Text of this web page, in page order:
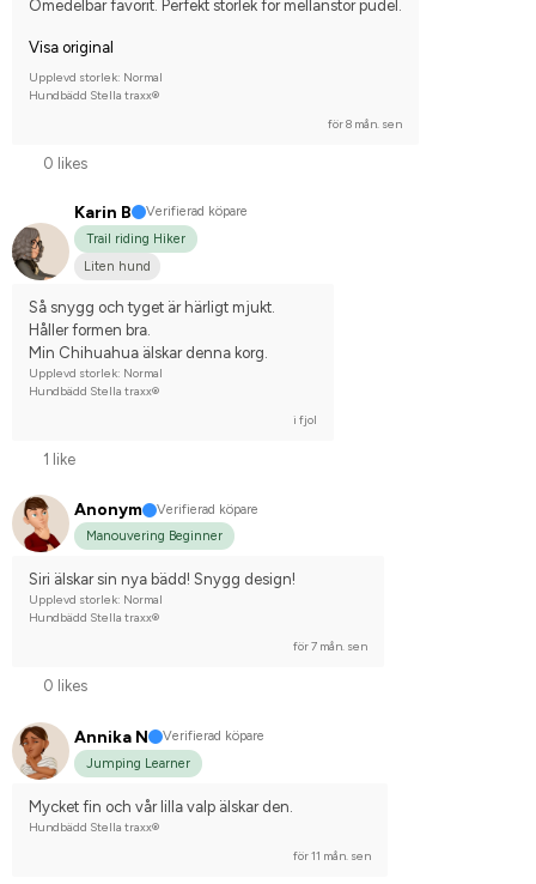
Omedelbar favorit. Perfekt storlek för mellanstor pudel.
Visa original
Upplevd storlek: Normal
Hundbädd Stella traxx®
för 8 mån. sen
0 likes
Karin B
Verifierad köpare
Trail riding Hiker
Liten hund
Så snygg och tyget är härligt mjukt.
Håller formen bra.
Min Chihuahua älskar denna korg.
Upplevd storlek: Normal
Hundbädd Stella traxx®
i fjol
1 like
Anonym
Verifierad köpare
Manouvering Beginner
Siri älskar sin nya bädd! Snygg design!
Upplevd storlek: Normal
Hundbädd Stella traxx®
för 7 mån. sen
0 likes
Annika N
Verifierad köpare
Jumping Learner
Mycket fin och vår lilla valp älskar den.
Hundbädd Stella traxx®
för 11 mån. sen